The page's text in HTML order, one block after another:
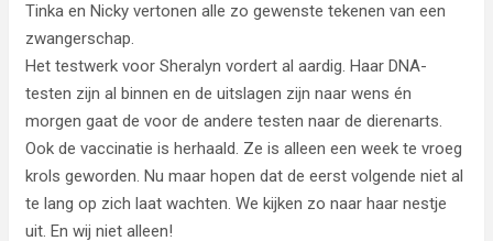
Tinka en Nicky vertonen alle zo gewenste tekenen van een
zwangerschap.
Het testwerk voor Sheralyn vordert al aardig. Haar DNA-
testen zijn al binnen en de uitslagen zijn naar wens én
morgen gaat de voor de andere testen naar de dierenarts.
Ook de vaccinatie is herhaald. Ze is alleen een week te vroeg
krols geworden. Nu maar hopen dat de eerst volgende niet al
te lang op zich laat wachten. We kijken zo naar haar nestje
uit. En wij niet alleen!